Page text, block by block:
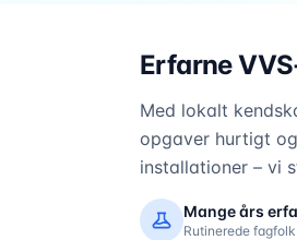
Erfarne
Med lokalt
opgaver hurtigt
installationer – vi
Mange års
Rutinerede fagfolk